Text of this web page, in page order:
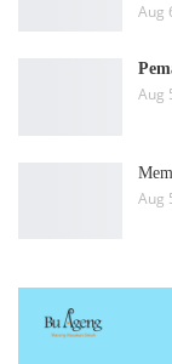
Aug
Aug
Aug